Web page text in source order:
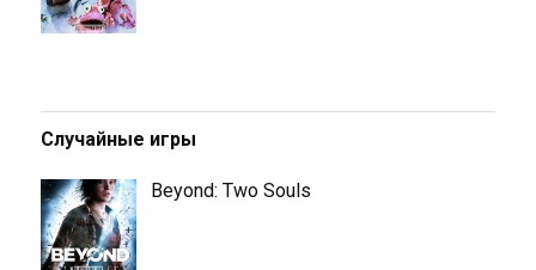
Случайные игры
Beyond: Two Souls